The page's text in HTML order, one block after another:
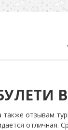
отзывам
отличная.